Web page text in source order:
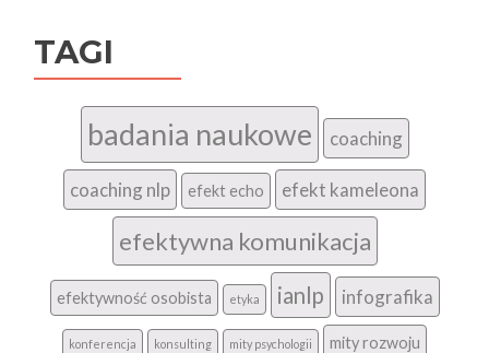
TAGI
badania naukowe coaching
coaching nlp efekt echo efekt kameleona
efektywna komunikacja
efektywność osobista etyka ianlp infografika
konferencja konsulting mity psychologii mity rozwoju